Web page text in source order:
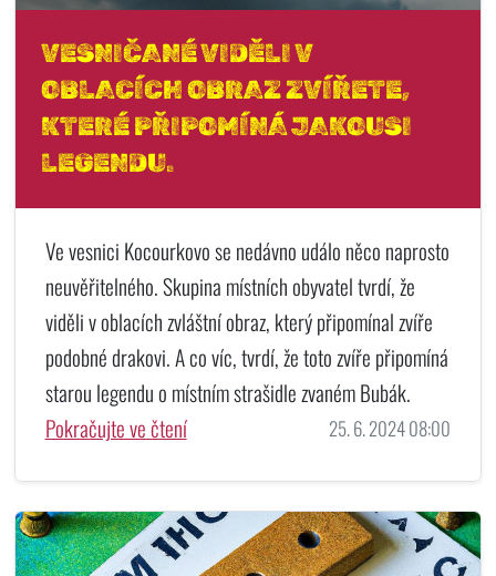
VESNIČANÉ VIDĚLI V
OBLACÍCH OBRAZ ZVÍŘETE,
KTERÉ PŘIPOMÍNÁ JAKOUSI
LEGENDU.
Ve vesnici Kocourkovo se nedávno událo něco naprosto
neuvěřitelného. Skupina místních obyvatel tvrdí, že
viděli v oblacích zvláštní obraz, který připomínal zvíře
podobné drakovi. A co víc, tvrdí, že toto zvíře připomíná
starou legendu o místním strašidle zvaném Bubák.
Pokračujte ve čtení
25. 6. 2024 08:00